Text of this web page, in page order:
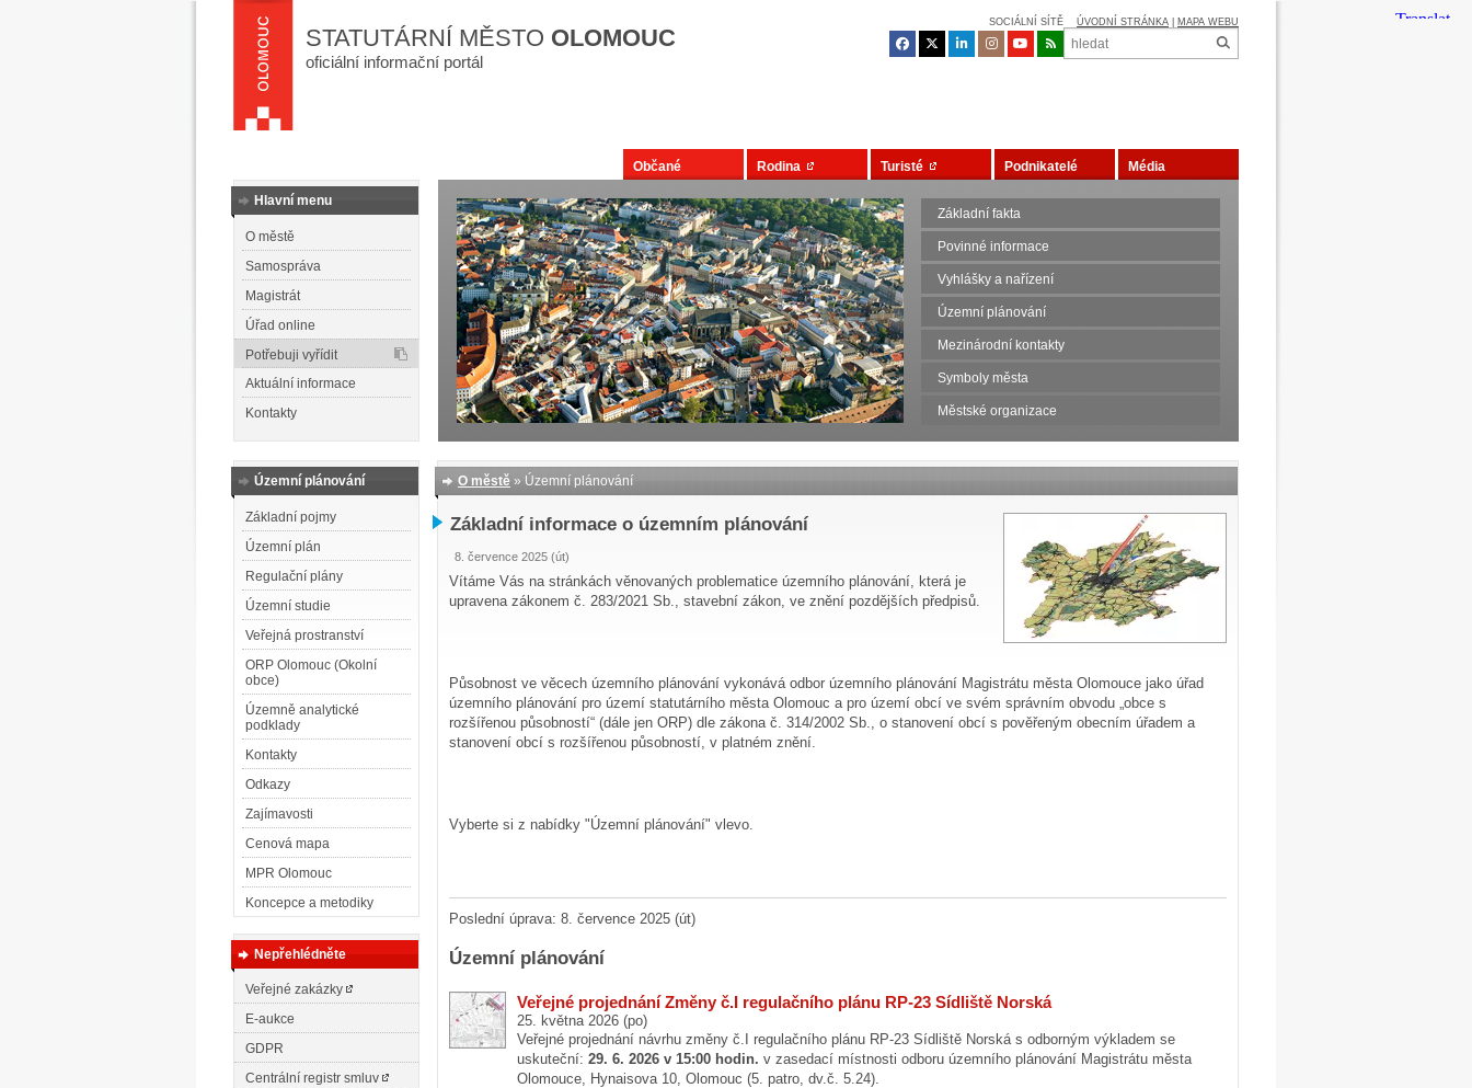
STATUTÁRNÍ MĚSTO OLOMOUC
oficiální informační portál
SOCIÁLNÍ SÍTĚ ÚVODNÍ STRÁNKA MAPA WEBU
Hlavní menu
O městě
Samospráva
Magistrát
Úřad online
Potřebuji vyřídit
Aktuální informace
Kontakty
Občané Rodina Turisté Podnikatelé Média
Základní fakta
Povinné informace
Vyhlášky a nařízení
Územní plánování
Mezinárodní kontakty
Symboly města
Městské organizace
Územní plánování
Základní pojmy
Územní plán
Regulační plány
Územní studie
Veřejná prostranství
ORP Olomouc (Okolní
obce)
Územně analytické
podklady
Kontakty
Odkazy
Zajímavosti
Cenová mapa
MPR Olomouc
Koncepce a metodiky
Nepřehlédněte
Veřejné zakázky
E-aukce
GDPR
Centrální registr smluv
O městě » Územní plánování
Základní informace o územním plánování
8. července 2025 (út)
Vítáme Vás na stránkách věnovaných problematice územního plánování, která je
upravena zákonem č. 283/2021 Sb., stavební zákon, ve znění pozdějších předpisů.
Působnost ve věcech územního plánování vykonává odbor územního plánování Magistrátu města Olomouce jako úřad
územního plánování pro území statutárního města Olomouc a pro území obcí ve svém správním obvodu „obce s
rozšířenou působností“ (dále jen ORP) dle zákona č. 314/2002 Sb., o stanovení obcí s pověřeným obecním úřadem a
stanovení obcí s rozšířenou působností, v platném znění.
Vyberte si z nabídky "Územní plánování" vlevo.
Poslední úprava: 8. července 2025 (út)
Územní plánování
Veřejné projednání Změny č.I regulačního plánu RP-23 Sídliště Norská
25. května 2026 (po)
Veřejné projednání návrhu změny č.I regulačního plánu RP-23 Sídliště Norská s odborným výkladem se
uskuteční: 29. 6. 2026 v 15:00 hodin. v zasedací místnosti odboru územního plánování Magistrátu města
Olomouce, Hynaisova 10, Olomouc (5. patro, dv.č. 5.24).